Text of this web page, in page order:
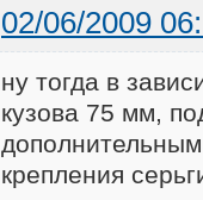
02/06/2009
ну тогда в
кузова 75 мм,
крепления